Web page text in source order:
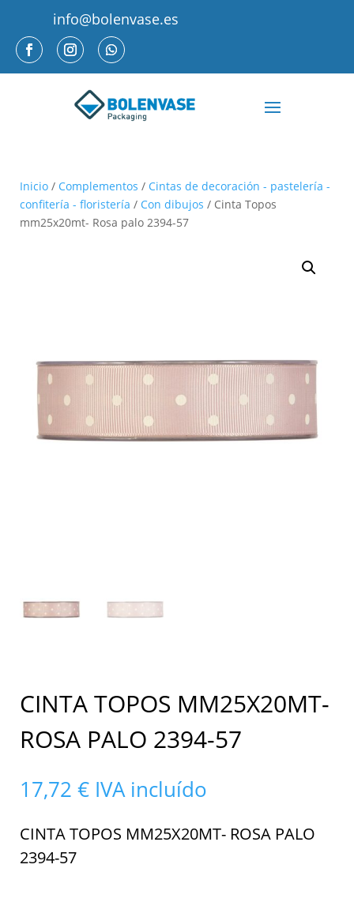
info@bolenvase.es
Inicio / Complementos / Cintas de decoración - pastelería -
confitería - floristería / Con dibujos / Cinta Topos
mm25x20mt- Rosa palo 2394-57
CINTA TOPOS MM25X20MT-
ROSA PALO 2394-57
17,72 € IVA incluído
CINTA TOPOS MM25X20MT- ROSA PALO
2394-57